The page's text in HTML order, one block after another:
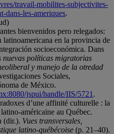
travail-mobilites-subjectivites-
dans-les-ameriques.
bienvenidos pero relegados:
en la provincia de
socioeconómica. Dans
nuevas políticas migratorias
y manejo de la otredad
Sociales,
de México.
jspui/handle/IIS/5721.
d’une affinité culturelle : la
américaine au Québec.
(dir.). Vues transversales,
latino-québécoise (p. 21–40).